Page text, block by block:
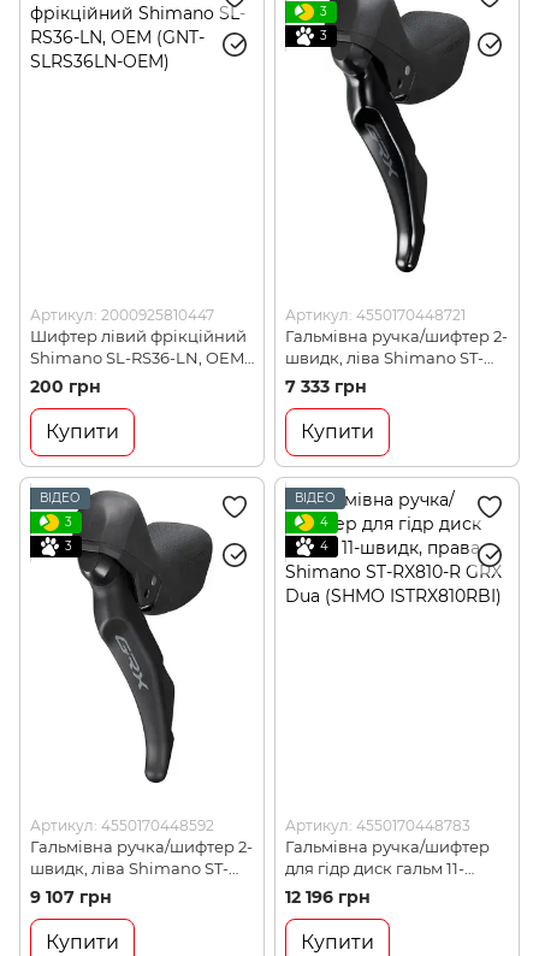
Артикул: 2000925810447
Шифтер лівий фрікційний
Shimano SL-RS36-LN, OEM
(GNT-SLRS36LN-OEM)
200 грн
Купити
3
3
Артикул: 4550170448721
Гальмівна ручка/шифтер 2-
швидк, ліва Shimano ST-
RX400-R GRX, Dual Control
(SHMO ISTRX400LI)
7 333 грн
Купити
ВІДЕО
3
3
Артикул: 4550170448592
Гальмівна ручка/шифтер 2-
швидк, ліва Shimano ST-
RX600-L GRX, Dual Control
(SHMO ISTRX600LI)
9 107 грн
Купити
ВІДЕО
4
4
Артикул: 4550170448783
Гальмівна ручка/шифтер
для гідр диск гальм 11-
швидк, права Shimano ST-
RX810-R GRX Dua (SHMO
ISTRX810RBI)
12 196 грн
Купити